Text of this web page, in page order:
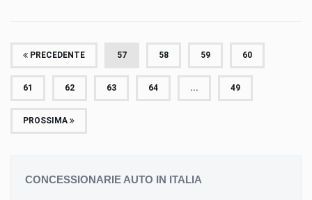
PRECEDENTE 57 58 59 60
61 62 63 64 ... 49
PROSSIMA
CONCESSIONARIE AUTO IN ITALIA